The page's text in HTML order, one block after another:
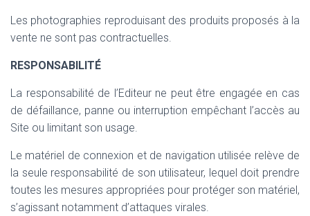
Les photographies reproduisant des produits proposés à la
vente ne sont pas contractuelles.
RESPONSABILITÉ
La responsabilité de l’Editeur ne peut être engagée en cas
de défaillance, panne ou interruption empêchant l’accès au
Site ou limitant son usage.
Le matériel de connexion et de navigation utilisée relève de
la seule responsabilité de son utilisateur, lequel doit prendre
toutes les mesures appropriées pour protéger son matériel,
s’agissant notamment d’attaques virales.